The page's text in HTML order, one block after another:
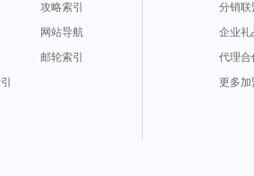
攻略索引
网站导航
邮轮索引
分销联
企业礼
代理合
更多加